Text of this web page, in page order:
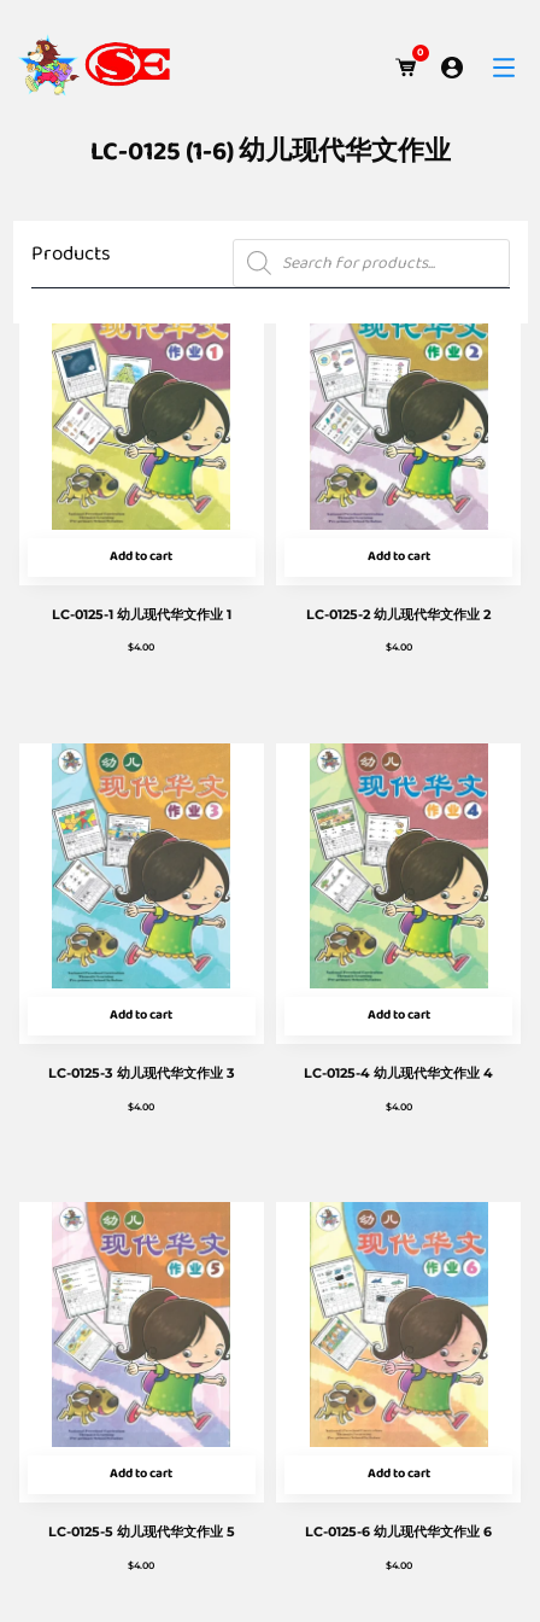
0
LC-0125 (1-6) 幼儿现代华文作业
Products Products
search
Add to cart
LC-0125-1 幼儿现代华文作业 1
$4.00
Add to cart
LC-0125-2 幼儿现代华文作业 2
$4.00
Add to cart
LC-0125-3 幼儿现代华文作业 3
$4.00
Add to cart
LC-0125-4 幼儿现代华文作业 4
$4.00
Add to cart
LC-0125-5 幼儿现代华文作业 5
$4.00
Add to cart
LC-0125-6 幼儿现代华文作业 6
$4.00